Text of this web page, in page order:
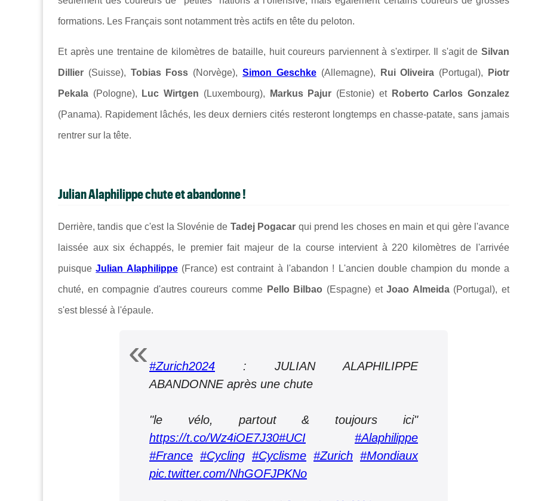
formations. Les Français sont notamment très actifs en tête du peloton.
Et après une trentaine de kilomètres de bataille, huit coureurs parviennent à s'extirper. Il s'agit de Silvan
Dillier (Suisse), Tobias Foss (Norvège),Simon Geschke(Allemagne), Rui Oliveira (Portugal), Piotr
Pekala (Pologne), Luc Wirtgen (Luxembourg), Markus Pajur (Estonie) et Roberto Carlos Gonzalez
(Panama). Rapidement lâchés, les deux derniers cités resteront longtemps en chasse-patate, sans jamais
rentrer sur la tête.
Julian Alaphilippe chute et abandonne !
Derrière, tandis que c'est la Slovénie de Tadej Pogacar qui prend les choses en main et qui gère l'avance
laissée aux six échappés, le premier fait majeur de la course intervient à 220 kilomètres de l'arrivée
puisqueJulian Alaphilippe(France) est contraint à l'abandon ! L'ancien double champion du monde a
chuté, en compagnie d'autres coureurs comme Pello Bilbao (Espagne) etJoao Almeida(Portugal), et
s'est blessé à l'épaule.
#Zurich2024 : JULIAN ALAPHILIPPE
ABANDONNE après une chute
"le vélo, partout & toujours ici"
https://t.co/Wz4iOE7J30#UCI
#Alaphilippe
#France #Cycling #Cyclisme #Zurich #Mondiaux
pic.twitter.com/NhGOFJPKNo